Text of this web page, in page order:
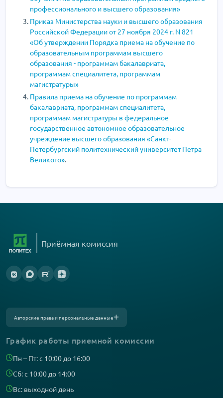
профессионального и высшего образования»
Приказ Министерства науки и высшего образования
Российской Федерации от 27 ноября 2024 г. N 821
«Об утверждении Порядка приема на обучение по
образовательным программам высшего
образования - программам бакалавриата,
программам специалитета, программам
магистратуры»
Правила приема на обучение по программам
бакалавриата, программам специалитета,
программам магистратуры в федеральное
государственное автономное образовательное
учреждение высшего образования «Санкт-
Петербургский политехнический университет Петра
Великого».
Приёмная комиссия
Авторские права и персональные данные
Фотографии размещены с согласия
о персональных данных. Согласно ст. 152.1
все фотоматериалы являются объектами
авторского права. Их копирование
и дальнейшее использование без
письменного согласия правообладателя
запрещено.
График работы приемной комиссии
Пн – Пт: с 10:00 до 16:00
Сб: с 10:00 до 14:00
Вс: выходной день